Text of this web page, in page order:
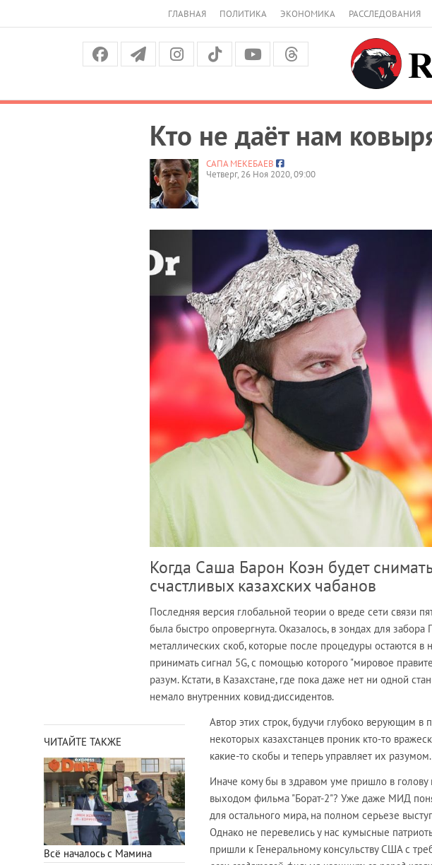
ГЛАВНАЯ ПОЛИТИКА ЭКОНОМИКА РАССЛЕДОВАНИЯ
Кто не даёт нам
САПА МЕКЕБАЕВ
Четверг, 26 Ноя 2020, 09:00
Когда Саша Барон Коэн будет
счастливых казахских чабанов
Последняя версия глобальной теории о вреде сети связи
была быстро опровергнута. Оказалось, в зондах для
металлических скоб, которые после процедуры остаются в
принимать сигнал 5G, с помощью которого "мировое
разум. Кстати, в Казахстане, где пока даже нет ни одной
немало внутренних ковид-диссидентов.
ЧИТАЙТЕ ТАКЖЕ
Всё началось с Мамина
Автор этих строк, будучи глубоко верующим в
некоторых казахстанцев проник кто-то
какие-то скобы и теперь управляет их разумом.
Иначе кому бы в здравом уме пришло в голову
выходом фильма "Борат-2"? Уже даже МИД
для остального мира, на полном серьезе
Однако не перевелись у нас кумысные
пришли к Генеральному консульству США с